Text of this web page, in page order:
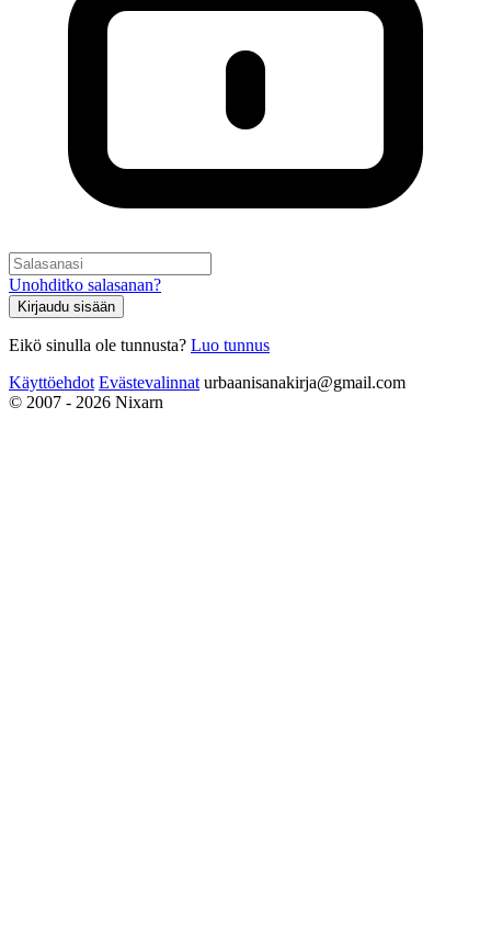
Unohditko salasanan?
Kirjaudu sisään
Eikö sinulla ole tunnusta? Luo tunnus
Käyttöehdot Evästevalinnat urbaanisanakirja@gmail.com
© 2007 - 2026 Nixarn